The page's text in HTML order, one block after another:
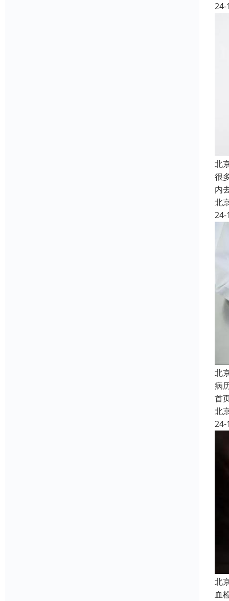
24-
北
很
内
北
24-
北
病
首
北
24-
北
血